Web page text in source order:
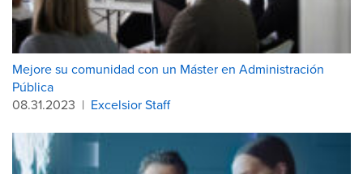
Mejore su comunidad con un Máster en Administración
Pública
08.31.2023 | Excelsior Staff